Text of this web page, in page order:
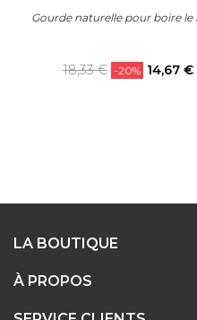
Gourde naturelle pour boire le
Prix
18,33 € -20% Prix
14,67 €
LA BOUTIQUE
À PROPOS